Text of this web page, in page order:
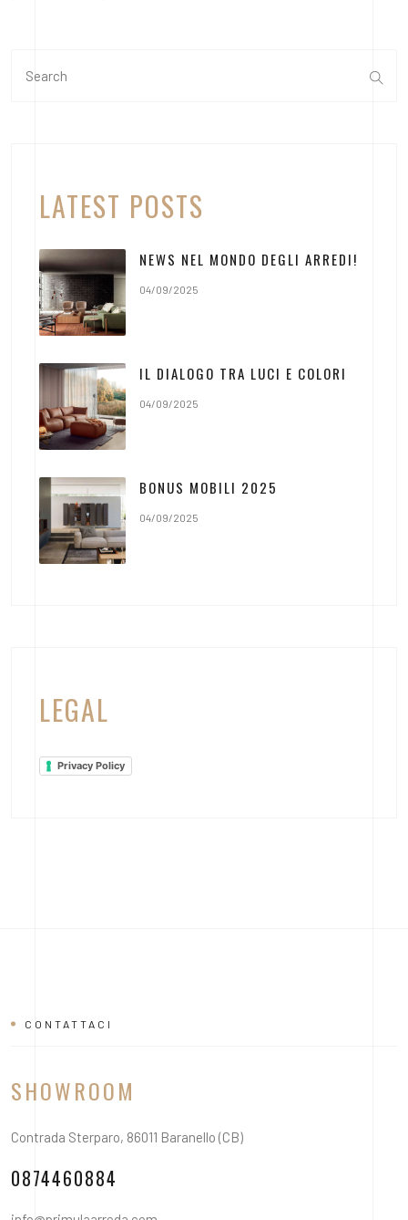
LATEST POSTS
NEWS NEL MONDO DEGLI ARREDI!
04/09/2025
IL DIALOGO TRA LUCI E COLORI
04/09/2025
BONUS MOBILI 2025
04/09/2025
LEGAL
Privacy Policy
CONTATTACI
SHOWROOM
Contrada Sterparo, 86011 Baranello (CB)
0874460884